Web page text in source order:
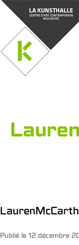
Publié le 12 décembre